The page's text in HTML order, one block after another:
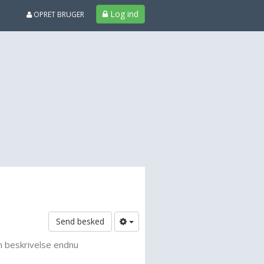
Log ind
OPRET BRUGER
Send besked
beskrivelse endnu